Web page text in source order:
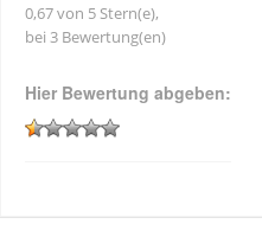
0,67 von 5 Stern(e),
bei 3 Bewertung(en)
Hier Bewertung abgeben: